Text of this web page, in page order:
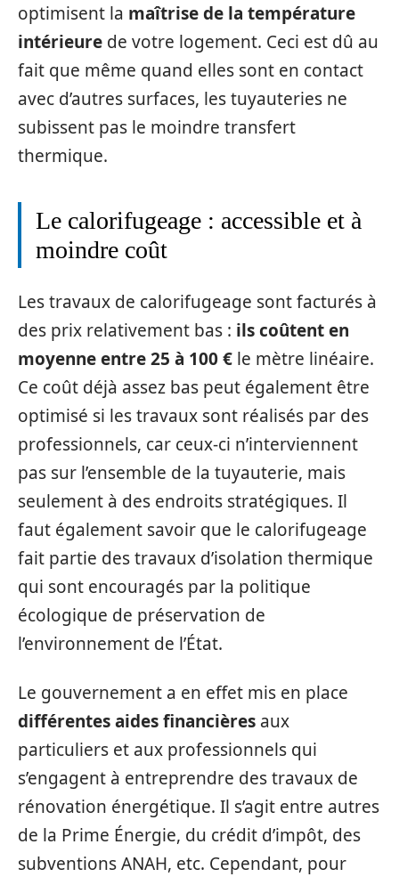
optimisent la maîtrise de la température
intérieure de votre logement. Ceci est dû au
fait que même quand elles sont en contact
avec d’autres surfaces, les tuyauteries ne
subissent pas le moindre transfert
thermique.
Le calorifugeage : accessible et à
moindre coût
Les travaux de calorifugeage sont facturés à
des prix relativement bas : ils coûtent en
moyenne entre 25 à 100 € le mètre linéaire.
Ce coût déjà assez bas peut également être
optimisé si les travaux sont réalisés par des
professionnels, car ceux-ci n’interviennent
pas sur l’ensemble de la tuyauterie, mais
seulement à des endroits stratégiques. Il
faut également savoir que le calorifugeage
fait partie des travaux d’isolation thermique
qui sont encouragés par la politique
écologique de préservation de
l’environnement de l’État.
Le gouvernement a en effet mis en place
différentes aides financières aux
particuliers et aux professionnels qui
s’engagent à entreprendre des travaux de
rénovation énergétique. Il s’agit entre autres
de la Prime Énergie, du crédit d’impôt, des
subventions ANAH, etc. Cependant, pour